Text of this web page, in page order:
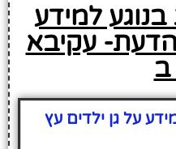
למידע
הדעת- עקיבא
על גן ילדים עץ